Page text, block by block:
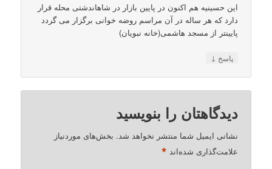
این حسینیه هم اکنون در پایین بازار در شاهاندشتی محله قرار
دارد که هر ساله در آن مراسم روضه خوانی برگزار می گردد
پایینتر از مسجد هاشمی(خانه نبویان)
پاسخ ↓
دیدگاهتان را بنویسید
نشانی ایمیل شما منتشر نخواهد شد. بخش‌های موردنیاز
علامت‌گذاری شده‌اند *